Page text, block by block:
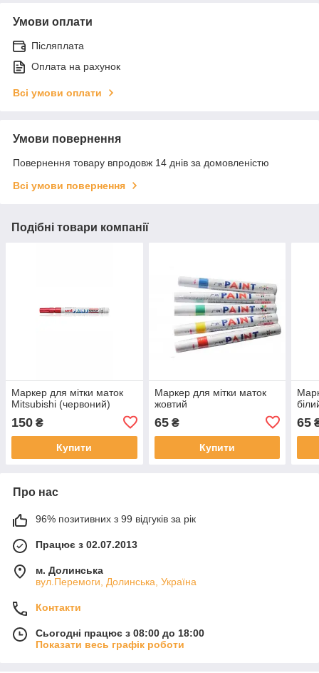
Умови оплати
Післяплата
Оплата на рахунок
Всі умови оплати
Умови повернення
Повернення товару впродовж 14 днів за домовленістю
Всі умови повернення
Подібні товари компанії
Маркер для мітки маток
Mitsubishi (червоний)
150 ₴
Купити
Маркер для мітки маток
жовтий
65₴
Купити
65
Про нас
96% позитивних з 99 відгуків за рік
Працює з 02.07.2013
м. Долинська
вул.Перемоги, Долинська, Україна
Контакти
Сьогодні працює з 08:00 до 18:00
Показати весь графік роботи